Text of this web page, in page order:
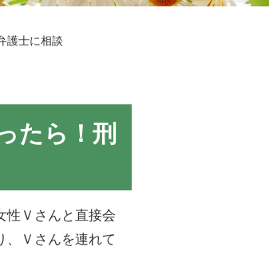
護士に相談
たら！刑
性Ｖさんと直接会
、Ｖさんを連れて